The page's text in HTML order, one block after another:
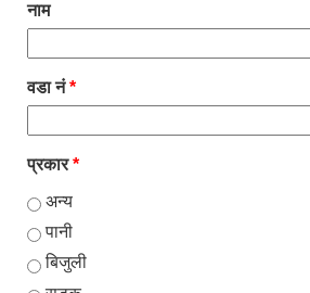
नाम
वडा नं*
प्रकार*
अन्य
पानी
बिजुली